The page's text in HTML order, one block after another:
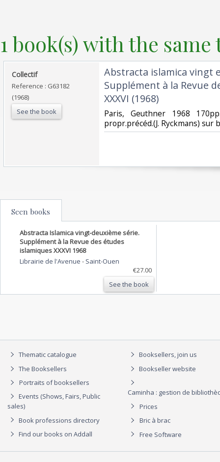
1 book(s) with the
‎Collectif‎
Reference : G63182
(1968)
See the book
‎Abstracta islamica vingt
Supplément à la Revue
XXXVI (1968)‎
‎Paris, Geuthner 1968
propr.précéd.(J. Ryckmans) sur
Seen books
Abstracta Islamica vingt-deuxième série.
Supplément à la Revue des études
islamiques XXXVI 1968
Librairie de l'Avenue - Saint-Ouen
€27.00
See the book
Thematic catalogue
The Booksellers
Portraits of booksellers
Events (Shows, Fairs, Public
sales)
Book professions directory
Find our books on Addall
Booksellers, join us
Bookseller website
Caminha : gestion de
Prices
Bric à brac
Free Software